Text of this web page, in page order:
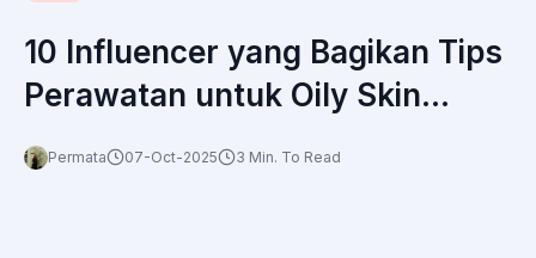
10 Influencer yang Bagikan Tips
Perawatan untuk Oily Skin
Paling Populer di Indonesia
Permata 07-Oct-2025 3 Min. To Read